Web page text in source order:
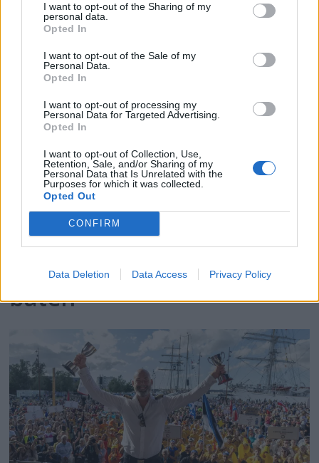
I want to opt-out of the Sharing of my
personal data.
Opted In
I want to opt-out of the Sale of my
Personal Data.
Opted In
I want to opt-out of processing my
Personal Data for Targeted Advertising.
Opted In
I want to opt-out of Collection, Use,
Retention, Sale, and/or Sharing of my
Personal Data that Is Unrelated with the
Purposes for which it was collected.
Opted Out
CONFIRM
Data Deletion Data Access Privacy Policy
fritidsbåten bakfra
– Kong Harald er glad i
båten